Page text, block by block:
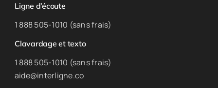
Ligne d’écoute
1 888 505-1010 (sans frais)
Clavardage et texto
1 888 505-1010 (sans frais)
aide@interligne.co